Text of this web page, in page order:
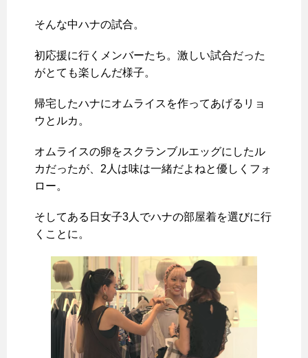
そんな中ハナの試合。
初応援に行くメンバーたち。激しい試合だった
がとても楽しんだ様子。
帰宅したハナにオムライスを作ってあげるリョ
ウとルカ。
オムライスの卵をスクランブルエッグにしたル
カだったが、2人は味は一緒だよねと優しくフォ
ロー。
そしてある日女子3人でハナの部屋着を選びに行
くことに。